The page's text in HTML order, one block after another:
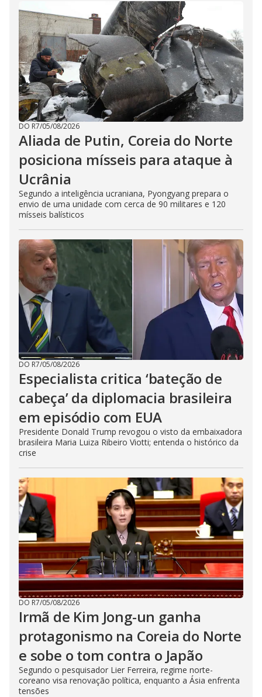
DO R7/05/08/2026
Aliada de Putin, Coreia do Norte
posiciona mísseis para ataque à
Ucrânia
Segundo a inteligência ucraniana, Pyongyang prepara o
envio de uma unidade com cerca de 90 militares e 120
mísseis balísticos
DO R7/05/08/2026
Especialista critica ‘bateção de
cabeça’ da diplomacia brasileira
em episódio com EUA
Presidente Donald Trump revogou o visto da embaixadora
brasileira Maria Luiza Ribeiro Viotti; entenda o histórico da
crise
DO R7/05/08/2026
Irmã de Kim Jong-un ganha
protagonismo na Coreia do Norte
e sobe o tom contra o Japão
Segundo o pesquisador Lier Ferreira, regime norte-
coreano visa renovação política, enquanto a Ásia enfrenta
tensões